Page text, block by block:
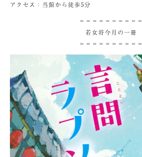
アクセス：当館から徒歩5分
＝＝＝＝＝＝＝＝＝＝
若女将今月の一冊
＝＝＝＝＝＝＝＝＝＝